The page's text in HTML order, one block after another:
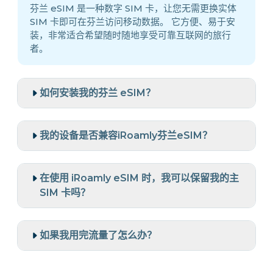
芬兰 eSIM 是一种数字 SIM 卡，让您无需更换实体
SIM 卡即可在芬兰访问移动数据。 它方便、易于安
装，非常适合希望随时随地享受可靠互联网的旅行
者。
如何安装我的芬兰 eSIM？
我的设备是否兼容iRoamly芬兰eSIM？
在使用 iRoamly eSIM 时，我可以保留我的主
SIM 卡吗？
如果我用完流量了怎么办？